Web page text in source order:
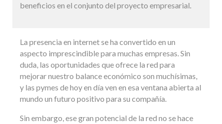
beneficios en el conjunto del proyecto empresarial.
La presencia en internet se ha convertido en un
aspecto imprescindible para muchas empresas. Sin
duda, las oportunidades que ofrece la red para
mejorar nuestro balance económico son muchísimas,
y las pymes de hoy en día ven en esa ventana abierta al
mundo un futuro positivo para su compañía.
Sin embargo, ese gran potencial de la red no se hace